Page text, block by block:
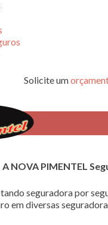
Solicite um
A NOVA PIMENTEL
seguradora por
em diversas